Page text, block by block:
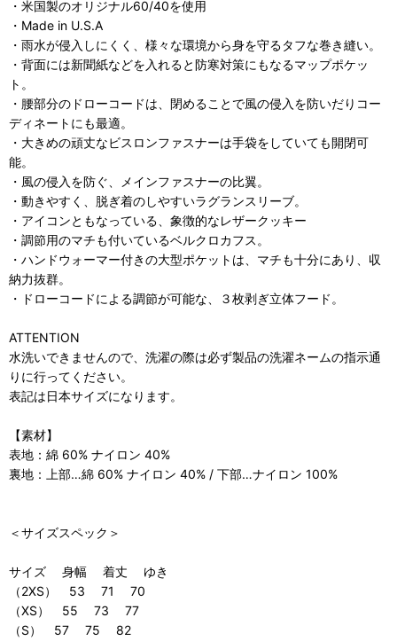
・米国製のオリジナル60/40を使用
・Made in U.S.A
・雨水が侵入しにくく、様々な環境から身を守るタフな巻き縫い。
・背面には新聞紙などを入れると防寒対策にもなるマップポケッ
ト。
・腰部分のドローコードは、閉めることで風の侵入を防いだりコー
ディネートにも最適。
・大きめの頑丈なビスロンファスナーは手袋をしていても開閉可
能。
・風の侵入を防ぐ、メインファスナーの比翼。
・動きやすく、脱ぎ着のしやすいラグランスリーブ。
・アイコンともなっている、象徴的なレザークッキー
・調節用のマチも付いているベルクロカフス。
・ハンドウォーマー付きの大型ポケットは、マチも十分にあり、収
納力抜群。
・ドローコードによる調節が可能な、３枚剥ぎ立体フード。
ATTENTION
水洗いできませんので、洗濯の際は必ず製品の洗濯ネームの指示通
りに行ってください。
表記は日本サイズになります。
【素材】
表地：綿 60% ナイロン 40%
裏地：上部…綿 60% ナイロン 40% / 下部…ナイロン 100%
＜サイズスペック＞
サイズ 身幅 着丈 ゆき
（2XS） 53 71 70
（XS） 55 73 77
（S） 57 75 82